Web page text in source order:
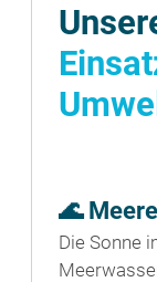
🌊
Die Sonne